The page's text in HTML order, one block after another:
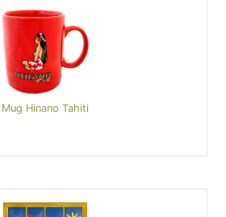
Mug Hinano Tahiti